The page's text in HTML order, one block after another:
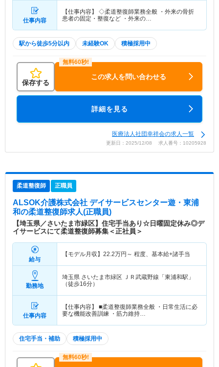
仕事内容
【仕事内容】 ◇柔道整復師業務全般 ・外来の骨折
患者の固定・整復など ・外来の…
駅から徒歩5分以内 未経験OK 積極採用中
保存する
この求人を問い合わせる
詳細を見る
医療法人社団幸祥会の求人一覧
更新日：2025/12/08 求人番号：10205928
柔道整復師 正職員
ALSOK介護株式会社 デイサービスセンター遊・東浦
和の柔道整復師求人(正職員)
【埼玉県／さいたま市緑区】住宅手当あり☆日曜固定休み◎デ
イサービスにて柔道整復師募集＜正社員＞
給与
【モデル月収】 22.2万円～ 程度、基本給+諸手当
勤務地
埼玉県 さいたま市緑区 ＪＲ武蔵野線「東浦和駅」
（徒歩16分）
仕事内容
【仕事内容】 ■柔道整復師業務全般 ・日常生活に必
要な機能改善訓練 ・筋力維持…
住宅手当・補助 積極採用中